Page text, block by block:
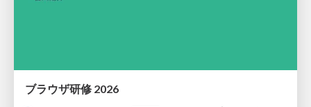
ブラウザ研修 2026